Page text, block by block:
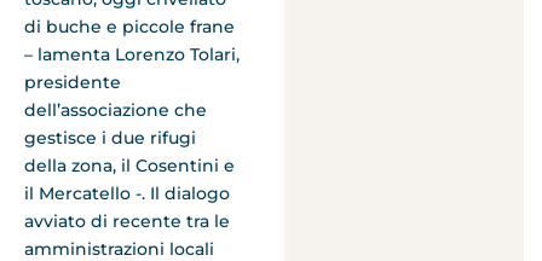
di buche e piccole frane
– lamenta Lorenzo Tolari,
presidente
dell’associazione che
gestisce i due rifugi
della zona, il Cosentini e
il Mercatello -. Il dialogo
avviato di recente tra le
amministrazioni locali